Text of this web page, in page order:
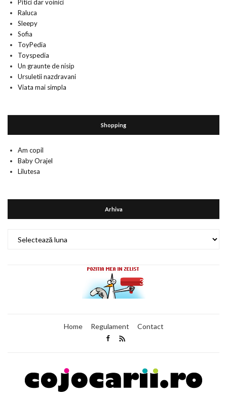
Pitici dar voinici
Raluca
Sleepy
Sofia
ToyPedia
Toyspedia
Un graunte de nisip
Ursuletii nazdravani
Viata mai simpla
Shopping
Am copil
Baby Orajel
Lilutesa
Arhiva
Home Regulament Contact